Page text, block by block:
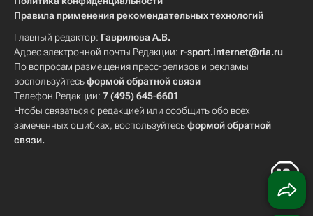
Правила применения рекомендательных технологий
Главный редактор: Гаврилова А.В.
Адрес электронной почты Редакции: r-sport.internet@ria.ru
По вопросам размещения пресс-релизов и рекламы
воспользуйтесьформой обратной связи
Телефон Редакции: 7 (495) 645-6601
Чтобы связаться с редакцией или сообщить обо всех
замеченных ошибках, воспользуйтесьформой обратной
связи.